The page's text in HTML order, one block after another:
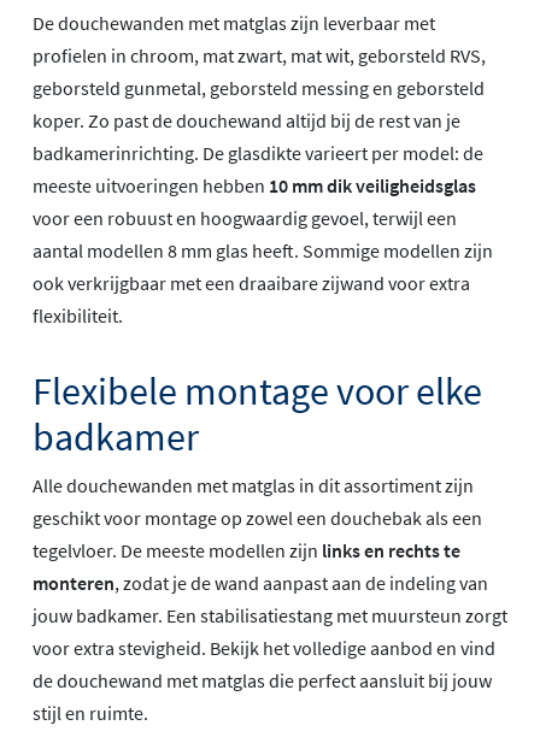
De douchewanden met matglas zijn leverbaar met
profielen in chroom, mat zwart, mat wit, geborsteld RVS,
geborsteld gunmetal, geborsteld messing en geborsteld
koper. Zo past de douchewand altijd bij de rest van je
badkamerinrichting. De glasdikte varieert per model: de
meeste uitvoeringen hebben 10 mm dik veiligheidsglas
voor een robuust en hoogwaardig gevoel, terwijl een
aantal modellen 8 mm glas heeft. Sommige modellen zijn
ook verkrijgbaar met een draaibare zijwand voor extra
flexibiliteit.
Flexibele montage voor elke
badkamer
Alle douchewanden met matglas in dit assortiment zijn
geschikt voor montage op zowel een douchebak als een
tegelvloer. De meeste modellen zijn links en rechts te
monteren, zodat je de wand aanpast aan de indeling van
jouw badkamer. Een stabilisatiestang met muursteun zorgt
voor extra stevigheid. Bekijk het volledige aanbod en vind
de douchewand met matglas die perfect aansluit bij jouw
stijl en ruimte.